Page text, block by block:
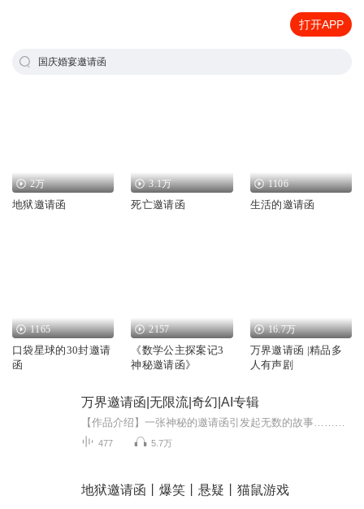
打开APP
国庆婚宴邀请函
2万
地狱邀请函
3.1万
死亡邀请函
1106
生活的邀请函
1165
口袋星球的30封邀请
函
2157
《数学公主探案记3
神秘邀请函》
16.7万
万界邀请函 |精品多
人有声剧
万界邀请函|无限流|奇幻|AI专辑
477 5.7万
地狱邀请函丨爆笑丨悬疑丨猫鼠游戏